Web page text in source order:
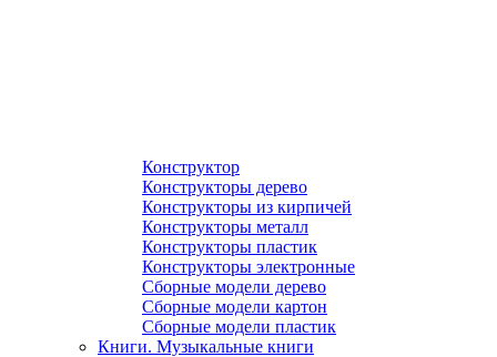
Конструктор
Конструкторы дерево
Конструкторы из кирпичей
Конструкторы металл
Конструкторы пластик
Конструкторы электронные
Сборные модели дерево
Сборные модели картон
Сборные модели пластик
Книги. Музыкальные книги